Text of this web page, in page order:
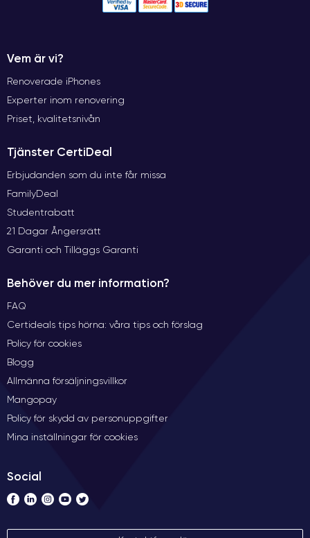
Vem är vi?
Renoverade iPhones
Experter inom renovering
Priset, kvalitetsnivån
Tjänster CertiDeal
Erbjudanden som du inte får missa
FamilyDeal
Studentrabatt
21 Dagar Ångersrätt
Garanti och Tilläggs Garanti
Behöver du mer information?
FAQ
Certideals tips hörna: våra tips och förslag
Policy för cookies
Blogg
Allmänna försäljningsvillkor
Mangopay
Policy för skydd av personuppgifter
Mina inställningar för cookies
Social